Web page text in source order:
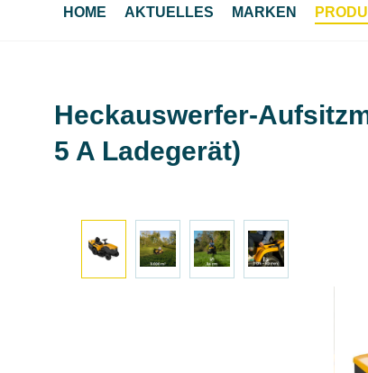
HOME AKTUELLES MARKEN
Heckauswerfer-
5 A Ladegerät)
Bildergalerie überspringen